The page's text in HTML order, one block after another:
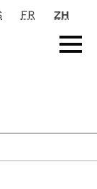
FR
ZH